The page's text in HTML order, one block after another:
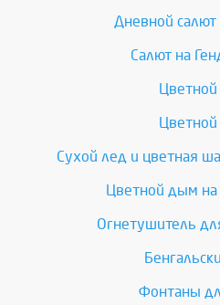
Дневной салют
Салют на
Сухой лед и цветная
Цветной дым
Огнетушитель
Фонтаны